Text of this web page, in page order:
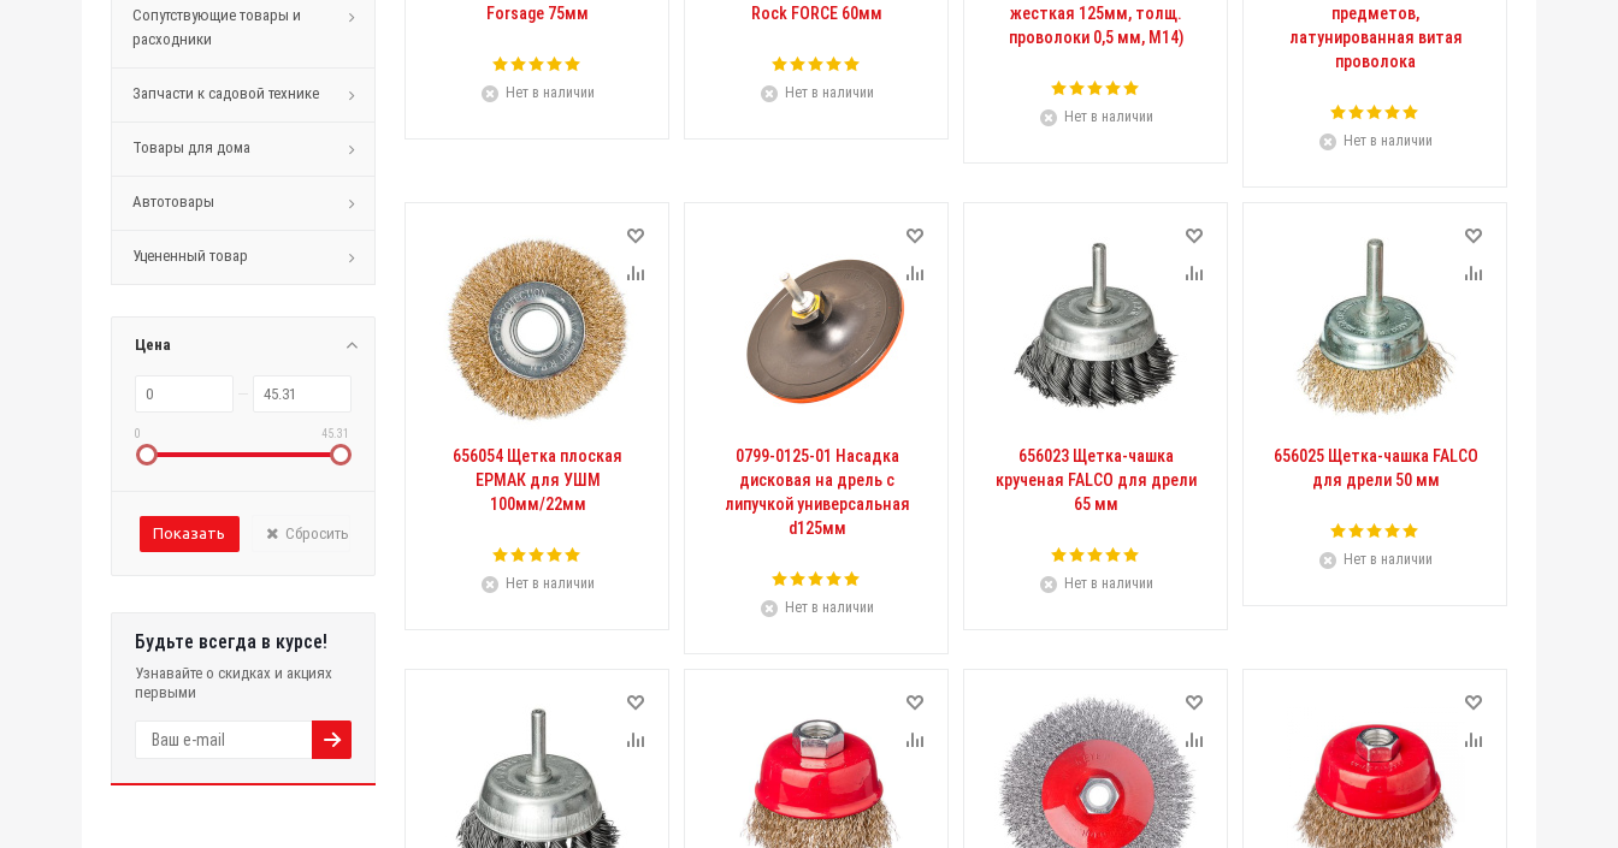
Сопутствующие товары и
расходники
Запчасти к садовой технике
Товары для дома
Автотовары
Уцененный товар
Цена
0 45.31
Сбросить
Будьте всегда в курсе!
Узнавайте о скидках и акциях
первыми
Forsage 75мм
Нет в наличии
Rock FORCE 60мм
Нет в наличии
жесткая 125мм, толщ.
проволоки 0,5 мм, М14)
Нет в наличии
предметов,
латунированная витая
проволока
Нет в наличии
656054 Щетка плоская
ЕРМАК для УШМ
100мм/22мм
Нет в наличии
0799-0125-01 Насадка
дисковая на дрель с
липучкой универсальная
d125мм
Нет в наличии
656023 Щетка-чашка
крученая FALCO для дрели
65 мм
Нет в наличии
656025 Щетка-чашка FALCO
для дрели 50 мм
Нет в наличии